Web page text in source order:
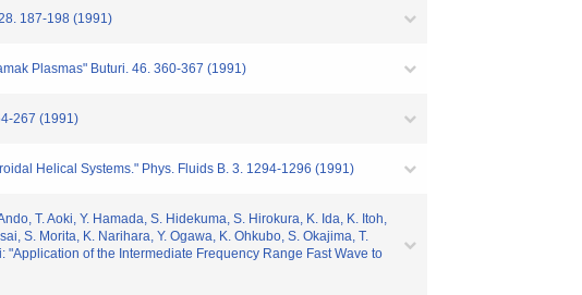
187-198 (1991)
Plasmas" Buturi. 46. 360-367 (1991)
267 (1991)
Helical Systems." Phys. Fluids B. 3. 1294-1296 (1991)
T. Aoki, Y. Hamada, S. Hidekuma, S. Hirokura, K. Ida, K. Itoh,
S. Morita, K. Narihara, Y. Ogawa, K. Ohkubo, S. Okajima, T.
"Application of the Intermediate Frequency Range Fast Wave to